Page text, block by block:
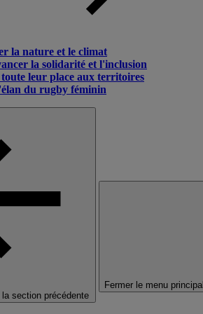
la nature et le climat
la solidarité et l'inclusion
leur place aux territoires
du rugby féminin
la section précédente
Fermer le menu principal